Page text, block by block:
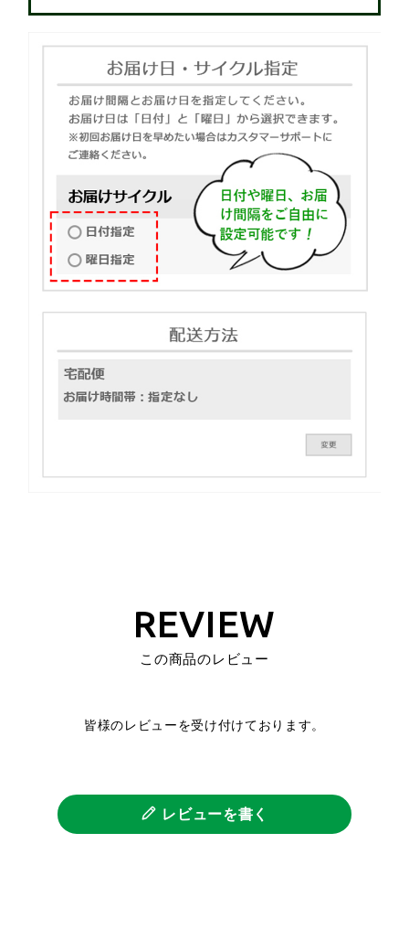
REVIEW
この商品のレビュー
皆様のレビューを受け付けております。
レビューを書く